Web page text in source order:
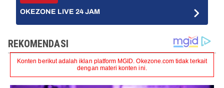
OKEZONE LIVE 24 JAM